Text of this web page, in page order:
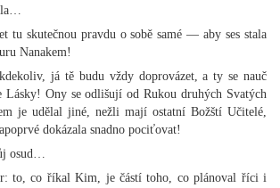
tu skutečnou pravdu o sobě samé — aby ses stala
Nanakem!
já tě budu vždy doprovázet, a ty se nauč
Lásky! Ony se odlišují od Rukou druhých Svatých
je udělal jiné, nežli mají ostatní Božští Učitelé,
dokázala snadno pociťovat!
osud…
to, co říkal Kim, je částí toho, co plánoval říci i